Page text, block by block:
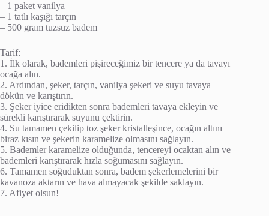
– 1 paket vanilya
– 1 tatlı kaşığı tarçın
– 500 gram tuzsuz badem
Tarif:
1. İlk olarak, bademleri pişireceğimiz bir tencere ya da tavayı
ocağa alın.
2. Ardından, şeker, tarçın, vanilya şekeri ve suyu tavaya
dökün ve karıştırın.
3. Şeker iyice eridikten sonra bademleri tavaya ekleyin ve
sürekli karıştırarak suyunu çektirin.
4. Su tamamen çekilip toz şeker kristalleşince, ocağın altını
biraz kısın ve şekerin karamelize olmasını sağlayın.
5. Bademler karamelize olduğunda, tencereyi ocaktan alın ve
bademleri karıştırarak hızla soğumasını sağlayın.
6. Tamamen soğuduktan sonra, badem şekerlemelerini bir
kavanoza aktarın ve hava almayacak şekilde saklayın.
7. Afiyet olsun!